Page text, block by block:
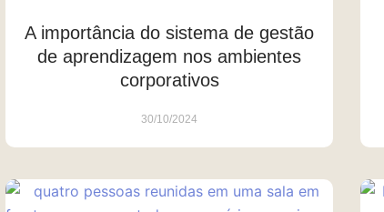
A importância do sistema de gestão
de aprendizagem nos ambientes
corporativos
30/10/2024